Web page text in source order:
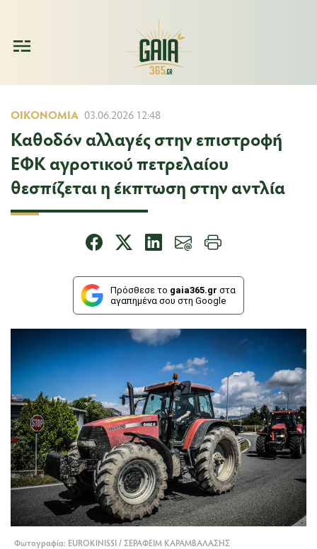
ΟΙΚΟΝΟΜΊΑ 03.06.2026 12:48
Καθοδόν αλλαγές στην επιστροφή
ΕΦΚ αγροτικού πετρελαίου
θεσπίζεται η έκπτωση στην αντλία
Πρόσθεσε το gaia365.gr στα
αγαπημένα σου στη Google
Φωτογραφία: EUROKINISSI / ΣΕΡΑΦΕΙΜ ΚΑΡΑΜΒΑΛΑΣΗΣ